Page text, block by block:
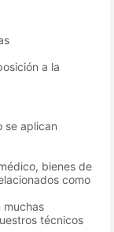
a la
se aplican
bienes de
como
muchas
técnicos